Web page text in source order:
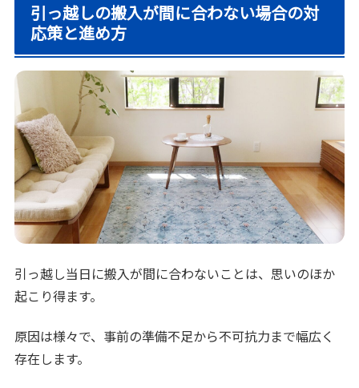
引っ越しの搬入が間に合わない場合の対
応策と進め方
引っ越し当日に搬入が間に合わないことは、思いのほか
起こり得ます。
原因は様々で、事前の準備不足から不可抗力まで幅広く
存在します。